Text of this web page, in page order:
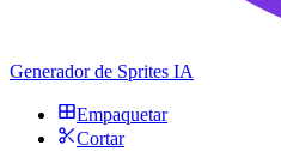
Generador de Sprites IA
Empaquetar
Cortar